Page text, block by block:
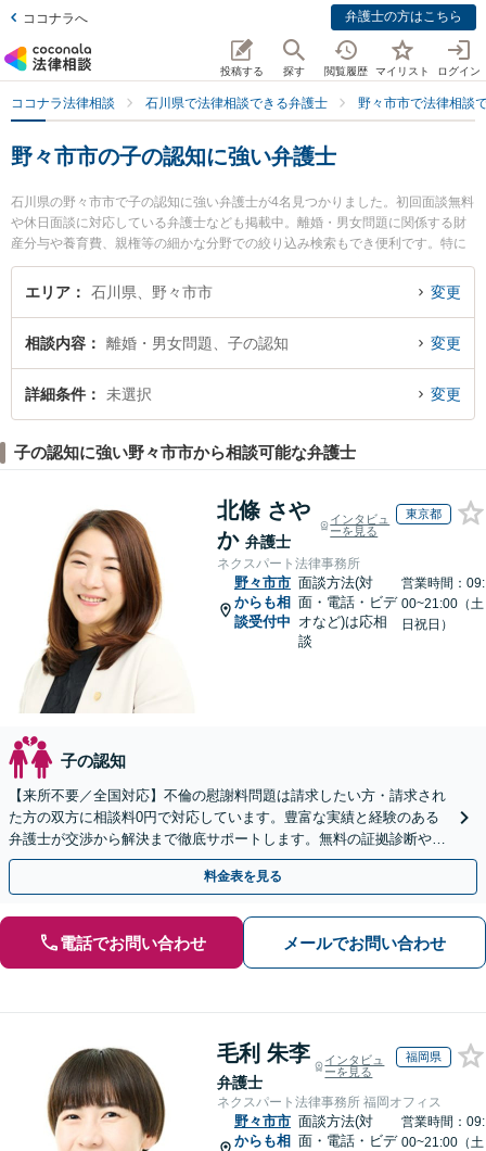
ココナラへ 弁護士の方はこちら
投稿する 探す 閲覧履歴 マイリスト ログイン
ココナラ法律相談 石川県で法律相談できる弁護士 野々市市で法律相談
野々市市の子の認知に強い弁護士
石川県の野々市市で子の認知に強い弁護士が4名見つかりました。初回面談無料
や休日面談に対応している弁護士なども掲載中。離婚・男女問題に関係する財
産分与や養育費、親権等の細かな分野での絞り込み検索もでき便利です。特に
白山・野々市法律事務所の春野 しおり弁護士や白山・野々市法律事務所の長門
達志弁護士、ののいち法律事務所の井村 剛弁護士のプロフィール情報や弁護士
実績豊富な近くの弁護士を検索したい』『初回相談無料で子の認知を法律相談
できる野々市市内の弁護士に相談予約したい』などでお困りの相談者さんにお
すすめです。
エリア 石川県、野々市市 変更
相談内容 離婚・男女問題、子の認知 変更
詳細条件 未選択 変更
子の認知に強い野々市市から相談可能な弁護士
北條 さや
か 弁護士
インタビュ
ーを見る
東京都
ネクスパート法律事務所
野々市市
からも相
談受付中
面談方法(対
面・電話・ビデ
オなど)は応相
談
営業時間：09:
00~21:00（土
日祝日）
子の認知
【来所不要／全国対応】不倫の慰謝料問題は請求したい方・請求され
た方の双方に相談料0円で対応しています。豊富な実績と経験のある
弁護士が交渉から解決まで徹底サポートします。無料の証拠診断や着
手金の返還保証もありますので安心してご相談ください。
料金表を見る
電話でお問い合わせ メールでお問い合わせ
毛利 朱李
弁護士
インタビュ
ーを見る
福岡県
ネクスパート法律事務所 福岡オフィス
野々市市
からも相
面談方法(対
面・電話・ビデ
営業時間：09:
00~21:00（土